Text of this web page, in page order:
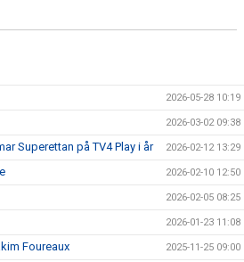
2026-05-28 10:19
2026-03-02 09:38
Superettan på TV4 Play i år 2026-02-12 13:29
2026-02-10 12:50
2026-02-05 08:25
2026-01-23 11:08
Foureaux 2025-11-25 09:00